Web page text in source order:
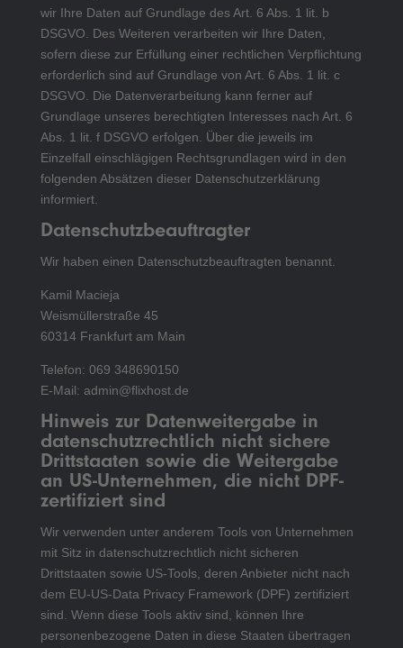
wir Ihre Daten auf Grundlage des Art. 6 Abs. 1 lit. b
DSGVO. Des Weiteren verarbeiten wir Ihre Daten,
sofern diese zur Erfüllung einer rechtlichen Verpflichtung
erforderlich sind auf Grundlage von Art. 6 Abs. 1 lit. c
DSGVO. Die Datenverarbeitung kann ferner auf
Grundlage unseres berechtigten Interesses nach Art. 6
Abs. 1 lit. f DSGVO erfolgen. Über die jeweils im
Einzelfall einschlägigen Rechtsgrundlagen wird in den
folgenden Absätzen dieser Datenschutzerklärung
informiert.
Datenschutz­beauftragter
Wir haben einen Datenschutzbeauftragten benannt.
Kamil Macieja
Weismüllerstraße 45
60314 Frankfurt am Main
Telefon: 069 348690150
E-Mail: admin@flixhost.de
Hinweis zur Datenweitergabe in
datenschutzrechtlich nicht sichere
Drittstaaten sowie die Weitergabe
an US-Unternehmen, die nicht DPF-
zertifiziert sind
Wir verwenden unter anderem Tools von Unternehmen
mit Sitz in datenschutzrechtlich nicht sicheren
Drittstaaten sowie US-Tools, deren Anbieter nicht nach
dem EU-US-Data Privacy Framework (DPF) zertifiziert
sind. Wenn diese Tools aktiv sind, können Ihre
personenbezogene Daten in diese Staaten übertragen